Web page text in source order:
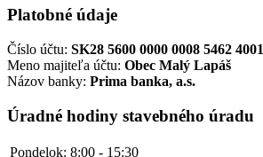
Platobné údaje
Číslo účtu: SK28 5600 0000 0008 5462 4001
Meno majiteľa účtu: Obec Malý Lapáš
Názov banky: Prima banka, a.s.
Úradné hodiny stavebného úradu
Pondelok: 8:00 - 15:30